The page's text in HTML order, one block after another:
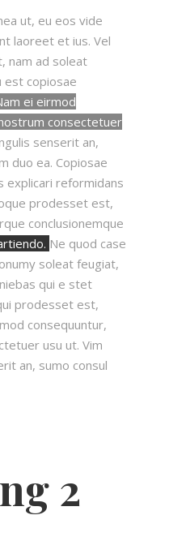
ut, eu eos vide
laoreet et ius. Vel
nam ad soleat
est copiosae
ei eirmod
consectetuer
senserit an,
duo ea. Copiosae
explicari reformidans
prodesset est,
conclusionemque
Ne quod case
soleat feugiat,
qui e stet
prodesset est,
consequuntur,
usu ut. Vim
an, sumo consul
2